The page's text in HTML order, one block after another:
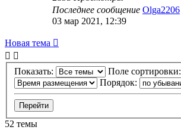
Последнее сообщение Olga2206
03 мар 2021, 12:39
Новая тема
Показать:
Поле сортировки:
Порядок:
52 темы